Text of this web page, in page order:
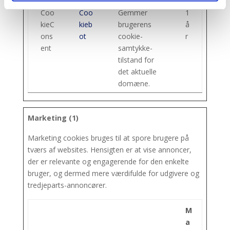
Coo
kieC
ons
ent
Coo
kieb
ot
Gemmer
brugerens
cookie-
samtykke-
tilstand for
det aktuelle
domæne.
1
å
r
Marketing (1)
Marketing cookies bruges til at spore brugere på
tværs af websites. Hensigten er at vise annoncer,
der er relevante og engagerende for den enkelte
bruger, og dermed mere værdifulde for udgivere og
tredjeparts-annoncører.
M
a